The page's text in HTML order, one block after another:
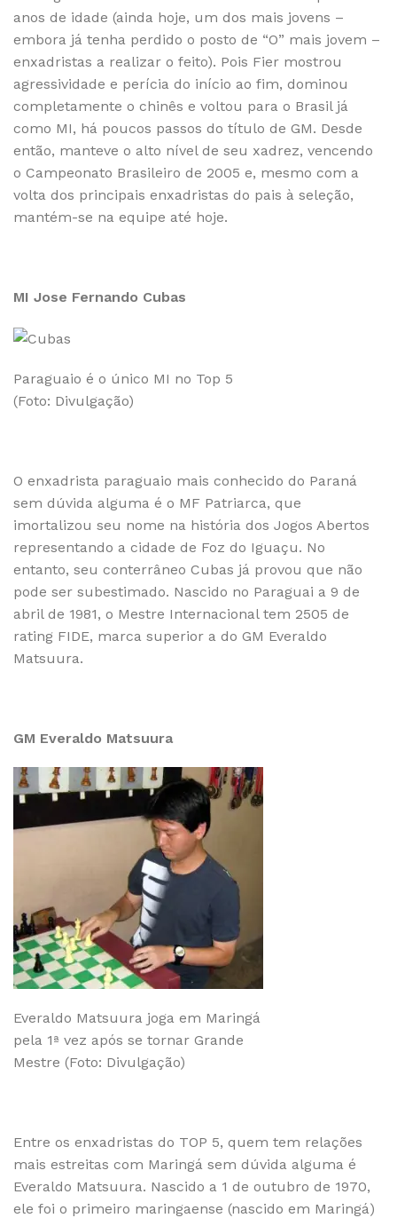
anos de idade (ainda hoje, um dos mais jovens –
embora já tenha perdido o posto de “O” mais jovem –
enxadristas a realizar o feito). Pois Fier mostrou
agressividade e perícia do início ao fim, dominou
completamente o chinês e voltou para o Brasil já
como MI, há poucos passos do título de GM. Desde
então, manteve o alto nível de seu xadrez, vencendo
o Campeonato Brasileiro de 2005 e, mesmo com a
volta dos principais enxadristas do pais à seleção,
mantém-se na equipe até hoje.
MI Jose Fernando Cubas
Paraguaio é o único MI no Top 5
(Foto: Divulgação)
O enxadrista paraguaio mais conhecido do Paraná
sem dúvida alguma é o MF Patriarca, que
imortalizou seu nome na história dos Jogos Abertos
representando a cidade de Foz do Iguaçu. No
entanto, seu conterrâneo Cubas já provou que não
pode ser subestimado. Nascido no Paraguai a 9 de
abril de 1981, o Mestre Internacional tem 2505 de
rating FIDE, marca superior a do GM Everaldo
Matsuura.
GM Everaldo Matsuura
Everaldo Matsuura joga em Maringá
pela 1ª vez após se tornar Grande
Mestre (Foto: Divulgação)
Entre os enxadristas do TOP 5, quem tem relações
mais estreitas com Maringá sem dúvida alguma é
Everaldo Matsuura. Nascido a 1 de outubro de 1970,
ele foi o primeiro maringaense (nascido em Maringá)